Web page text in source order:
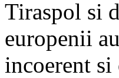
Tiraspol si
europenii
incoerent si